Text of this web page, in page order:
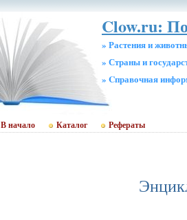
Clow.ru:
» Растения и
» Страны и
» Cправочная
В начало Каталог Рефераты